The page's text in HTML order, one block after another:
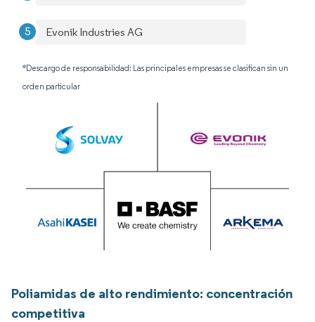
Evonik Industries AG
*Descargo de responsabilidad: Las principales empresas se clasifican sin un
orden particular
Poliamidas de alto rendimiento: concentración
competitiva